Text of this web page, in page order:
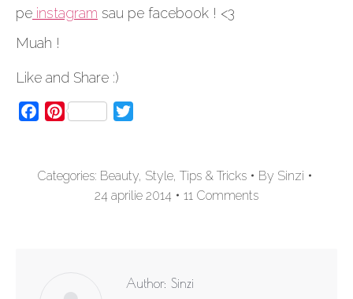
pe instagram sau pe facebook ! <3
Muah !
Like and Share :)
FacebookPinterest
Categories: Beauty, Style, Tips & Tricks By Sinzi
24 aprilie 2014
11 Comments
Author: Sinzi